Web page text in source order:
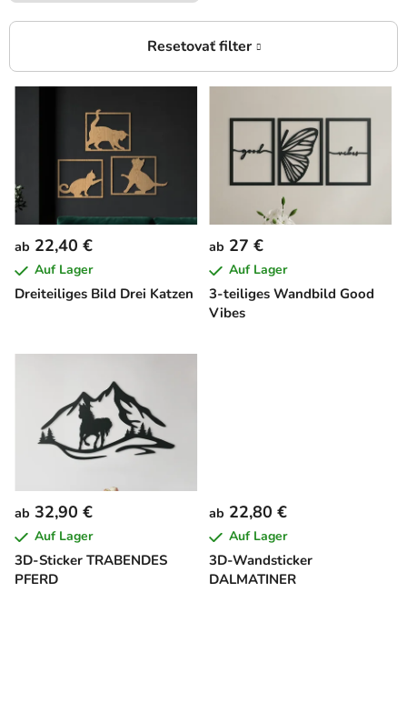
L
e
d
e
r
P
r
d
Dreiteiliges Bild Drei Katzen
ab 22,40 €
Auf Lager
3-teiliges Wandbild Good
Vibes
ab 27 €
Auf Lager
3D-Sticker TRABENDES
PFERD
ab 32,90 €
Auf Lager
3D-Wandsticker
DALMATINER
ab 22,80 €
Auf Lager